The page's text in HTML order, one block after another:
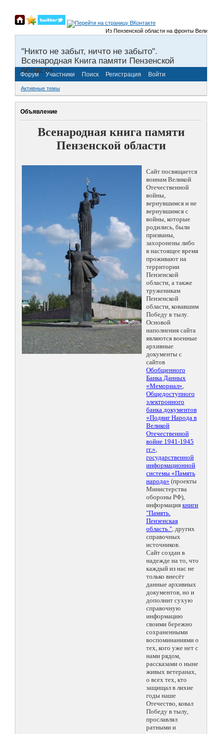
Из Пензенской области на фронты Великой
"Никто не забыт, ничто не забыто".
Всенародная Книга памяти Пензенской
области.
Форум Участники Поиск Регистрация Войти
Активные темы
Объявление
Всенародная книга памяти
Пензенской области
Сайт посвящается
воинам Великой
Отечественной
войны,
вернувшимся и не
вернувшимся с
войны, которые
родились, были
призваны,
захоронены либо
в настоящее время
проживают на
территории
Пензенской
области, а также
труженикам
Пензенской
области, ковавшим
Победу в тылу.
Основой
наполнения сайта
являются военные
архивные
документы с
сайтов
Обобщенного
Банка Данных
«Мемориал»,
Общедоступного
электронного
банка документов
«Подвиг Народа в
Великой
Отечественной
войне 1941-1945
гг.»,
государственной
информационной
системы «Память
народа» (проекты
Министерства
обороны РФ),
информация книги
"Память.
Пензенская
область.", других
справочных
источников.
Сайт создан в
надежде на то, что
каждый из нас не
только внесёт
данные архивных
документов, но и
дополнит сухую
справочную
информацию
своими бережно
сохраненными
воспоминаниями о
тех, кого уже нет с
нами рядом,
рассказами о ныне
живых ветеранах,
о всех тех, кто
защищал в лихие
годы наше
Отечество, ковал
Победу в тылу,
прославлял
ратными и